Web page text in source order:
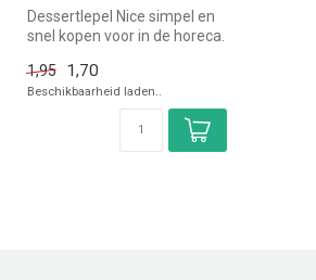
Dessertlepel Nice simpel en
snel kopen voor in de horeca.
1,95
1,70
Beschikbaarheid laden..